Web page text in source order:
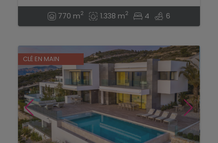
770 m2 1.338 m2 4 6
CLÉ EN MAIN